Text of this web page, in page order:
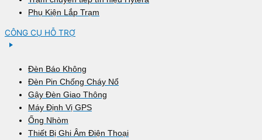
Phụ Kiện Lắp Trạm
CÔNG CỤ HỖ TRỢ
Đèn Báo Không
Đèn Pin Chống Cháy Nổ
Gậy Đèn Giao Thông
Máy Định Vị GPS
Ống Nhòm
Thiết Bị Ghi Âm Điện Thoại